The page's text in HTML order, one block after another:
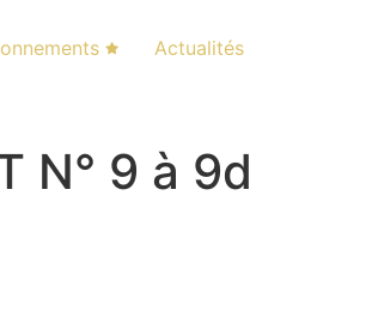
Actualités
N° 9 à 9d